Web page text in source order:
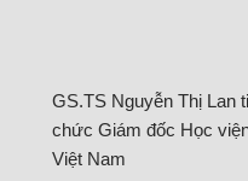
GS.TS Nguyễn Thị Lan
chức Giám đốc Học
Việt Nam